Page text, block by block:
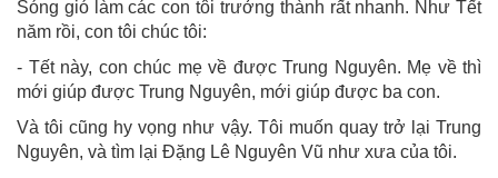
Sóng gió làm các con tôi trưởng thành rất nhanh. Như Tết
năm rồi, con tôi chúc tôi:
- Tết này, con chúc mẹ về được Trung Nguyên. Mẹ về thì
mới giúp được Trung Nguyên, mới giúp được ba con.
Và tôi cũng hy vọng như vậy. Tôi muốn quay trở lại Trung
Nguyên, và tìm lại Đặng Lê Nguyên Vũ như xưa của tôi.